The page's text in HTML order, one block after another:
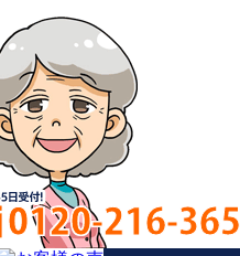
0120-216-365